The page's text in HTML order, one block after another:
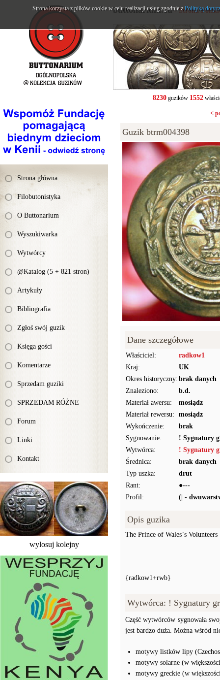
Strona główna
Filobutonistyka
O Buttonarium
Wyszukiwarka
Wytwórcy
@Katalog (5 + 821 stron)
Artykuły
Bibliografia
Zgłoś swój guzik
Księga gości
Komentarze
Sprzedam guziki
SPRZEDAM RÓŻNE
Forum
Linki
Kontakt
wylosuj kolejny
buttonarium.eu- Strona
8230guzików 1552
<
Guzik btrm004398
Dane szczegółowe
Właściciel:
radkow1
Kraj:
UK
Okres historyczny: brak danych
Znaleziono:
b.d.
Materiał awersu:
mosiądz
Materiał rewersu:
mosiądz
Wykończenie:
brak
Sygnowanie:
! Sygnatury
Wytwórca:
! Sygnatury
Średnica:
brak danych
Typ uszka:
drut
Rant:
●---
Profil:
(| -
Opis guzika
The Prince of Wales`s
{radkow1+rwb}
Wytwórca: ! Sygnatury
Część wytwórców sygnowała
jest bardzo duża. Można wśród
motywy listków lipy
motywy solarne (w
motywy greckie (w
Strona korzysta z plików cookie w celu realizacji usług zgodnie zPolityką